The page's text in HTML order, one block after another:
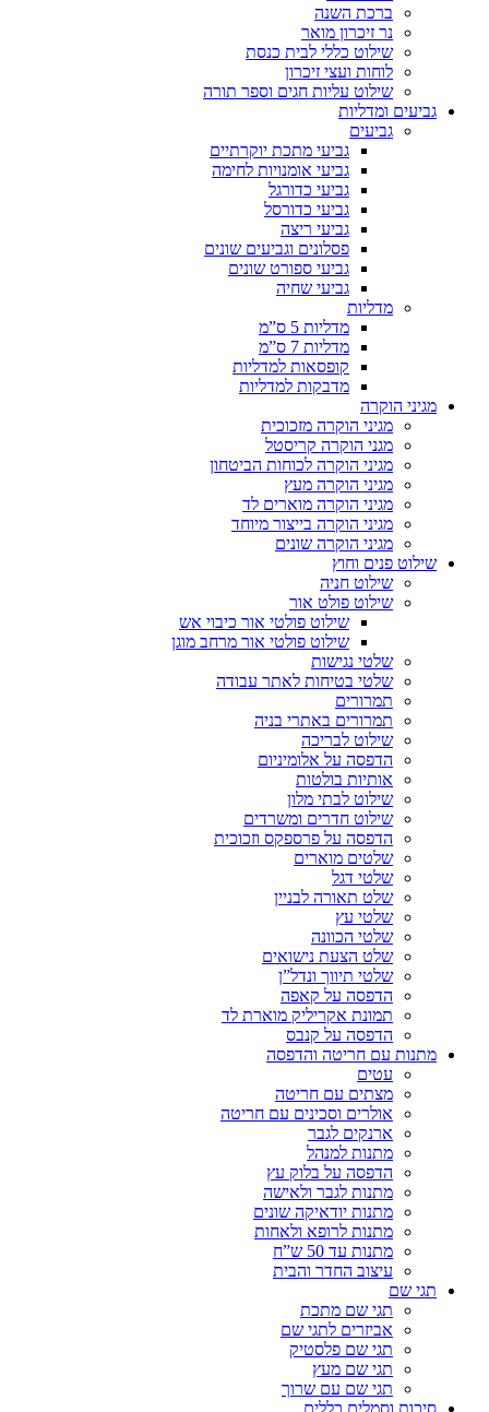
ברכת השנה
נר זיכרון מואר
שילוט כללי לבית כנסת
לוחות ועצי זיכרון
שילוט עליות חגים וספר תורה
גביעים ומדליות
גביעים
גביעי מתכת יוקרתיים
גביעי אומנויות לחימה
גביעי כדורגל
גביעי כדורסל
גביעי ריצה
פסלונים וגביעים שונים
גביעי ספורט שונים
גביעי שחיה
מדליות
מדליות 5 ס”מ
מדליות 7 ס”מ
קופסאות למדליות
מדבקות למדליות
מגיני הוקרה
מגיני הוקרה מזכוכית
מגני הוקרה קריסטל
מגיני הוקרה לכוחות הביטחון
מגיני הוקרה מעץ
מגיני הוקרה מוארים לד
מגיני הוקרה בייצור מיוחד
מגיני הוקרה שונים
שילוט פנים וחוץ
שילוט חניה
שילוט פולט אור
שילוט פולטי אור כיבוי אש
שילוט פולטי אור מרחב מוגן
שלטי נגישות
שלטי בטיחות לאתר עבודה
תמרורים
תמרורים באתרי בניה
שילוט לבריכה
הדפסה על אלומיניום
אותיות בולטות
שילוט לבתי מלון
שילוט חדרים ומשרדים
הדפסה על פרספקס וזכוכית
שלטים מוארים
שלטי דגל
שלט תאורה לבניין
שלטי עץ
שלטי הכוונה
שלט הצעת נישואים
שלטי תיווך ונדל”ן
הדפסה על קאפה
תמונת אקריליק מוארת לד
הדפסה על קנבס
מתנות עם חריטה והדפסה
עטים
מצתים עם חריטה
אולרים וסכינים עם חריטה
ארנקים לגבר
מתנות למנהל
הדפסה על בלוק עץ
מתנות לגבר ולאישה
מתנות יודאיקה שונים
מתנות לרופא ולאחות
מתנות עד 50 ש”ח
עיצוב החדר והבית
תגי שם
תגי שם מתכת
אביזרים לתגי שם
תגי שם פלסטיק
תגי שם מעץ
תגי שם עם שרוך
סיכות וסמלים כללים